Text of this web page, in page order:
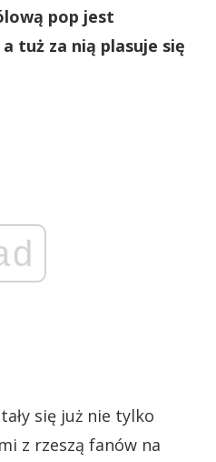
pop jest
tuż za nią plasuje się
się już nie tylko
z rzeszą fanów na